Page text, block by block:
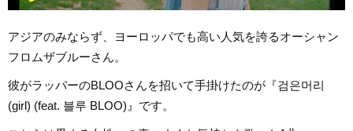
アジアのみならず、ヨーロッパでも高い人気を誇るオーシャン
フロムザブルーさん。
彼がラッパーのBLOOさんを招いて手掛けたのが『검은머리
(girl) (feat. 블루 BLOO)』です。